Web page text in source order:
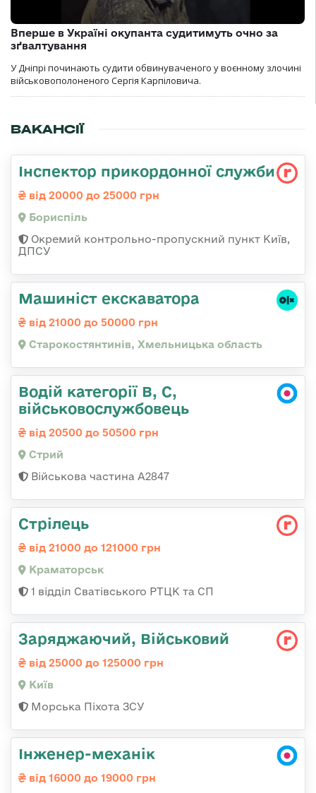
Вперше в Україні окупанта судитимуть очно за
зґвалтування
У Дніпрі починають судити обвинуваченого у воєнному злочині
військовополоненого Сергія Карпіловича.
ВАКАНСІЇ
Інспектор прикордонної служби
від 20000 до 25000 грн
Бориспіль
Окремий контрольно-пропускний пункт Київ,
ДПСУ
Машиніст екскаватора
від 21000 до 50000 грн
Старокостянтинів, Хмельницька область
Водій категорії B, C,
військовослужбовець
від 20500 до 50500 грн
Стрий
Військова частина А2847
Стрілець
від 21000 до 121000 грн
Краматорськ
1 відділ Сватівського РТЦК та СП
Заряджаючий, Військовий
від 25000 до 125000 грн
Київ
Морська Піхота ЗСУ
Інженер-механік
від 16000 до 19000 грн